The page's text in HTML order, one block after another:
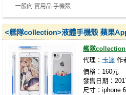
一般向 實用品 手機殼
<艦隊collection>液體手機殼 蘋果
艦隊collection
代理：卡謬 作
價格：160元
發售日期：
尺寸：iphone